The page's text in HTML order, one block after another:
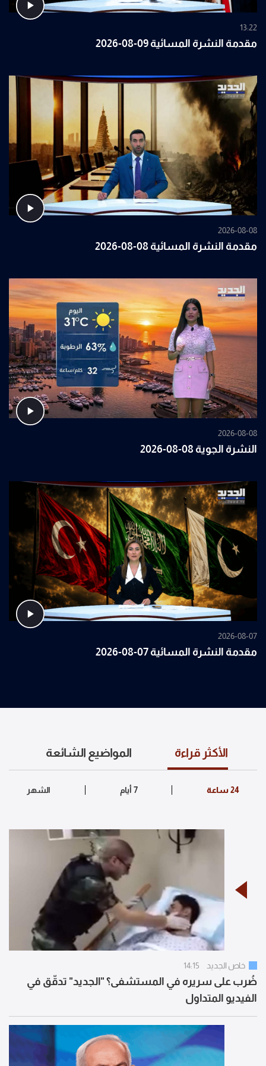
13:22
مقدمة النشرة المسائية 09-08-2026
2026-08-08
مقدمة النشرة المسائية 08-08-2026
2026-08-08
النشرة الجوية 08-08-2026
2026-08-07
مقدمة النشرة المسائية 07-08-2026
الأكثر قراءة المواضيع الشائعة
خاص الجديد 14:15
ضُرب على سريره في المستشفى؟ "الجديد" تدقّق في
الفيديو المتداول